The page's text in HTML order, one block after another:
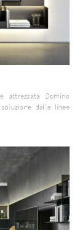
attrezzata Domino
dalle linee